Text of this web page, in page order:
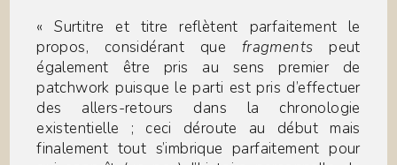
« Surtitre et titre reflètent parfaitement le
propos, considérant que fragmentspeut
également être pris au sens premier de
patchwork puisque le parti est pris d’effectuer
des allers-retours dans la chronologie
existentielle ; ceci déroute au début mais
finalement tout s’imbrique parfaitement pour